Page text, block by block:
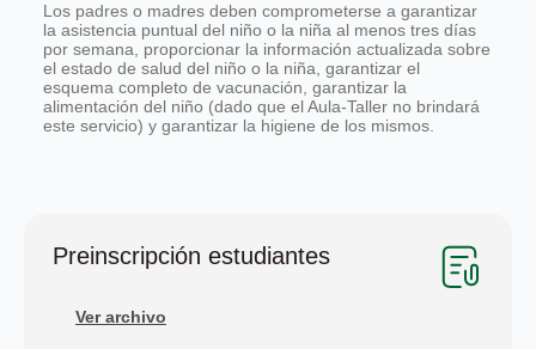
Los padres o madres deben comprometerse a garantizar
la asistencia puntual del niño o la niña al menos tres días
por semana, proporcionar la información actualizada sobre
el estado de salud del niño o la niña, garantizar el
esquema completo de vacunación, garantizar la
alimentación del niño (dado que el Aula-Taller no brindará
este servicio) y garantizar la higiene de los mismos.
Preinscripción estudiantes
Ver archivo